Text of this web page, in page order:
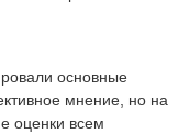
основные
мнение, но на
оценки всем